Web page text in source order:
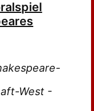
West -